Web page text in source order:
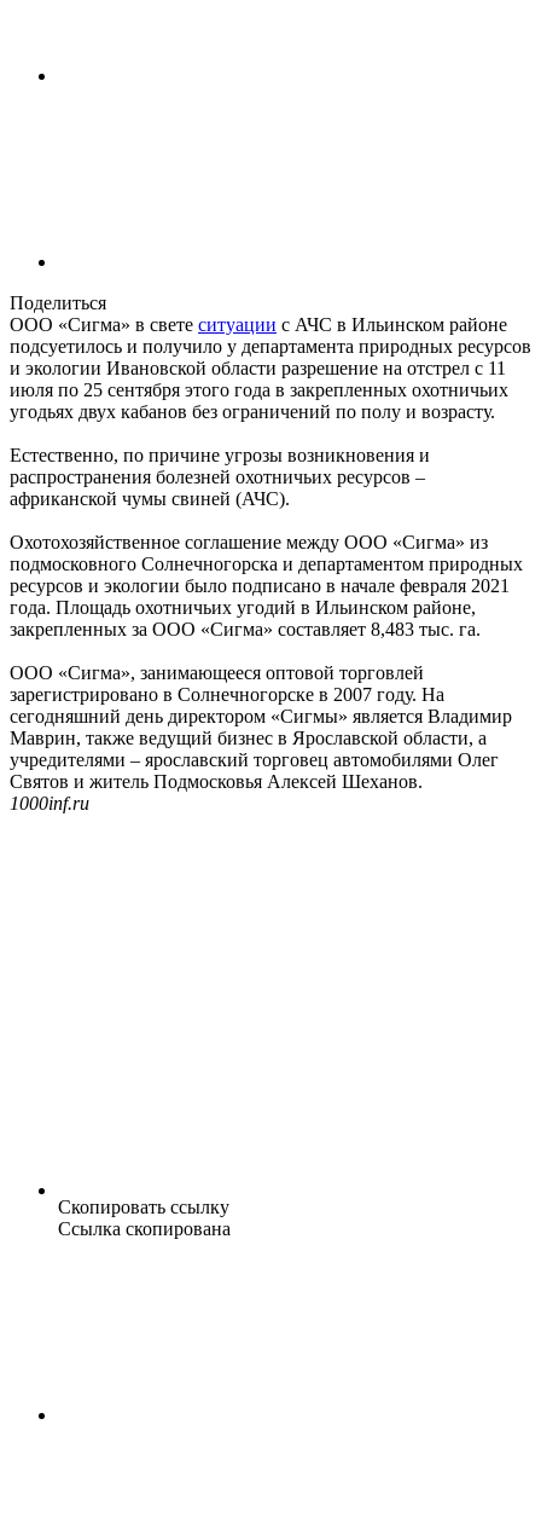
Поделиться
ООО «Сигма» в свете ситуации с АЧС в Ильинском районе
подсуетилось и получило у департамента природных ресурсов
и экологии Ивановской области разрешение на отстрел с 11
июля по 25 сентября этого года в закрепленных охотничьих
угодьях двух кабанов без ограничений по полу и возрасту.
Естественно, по причине угрозы возникновения и
распространения болезней охотничьих ресурсов –
африканской чумы свиней (АЧС).
Охотохозяйственное соглашение между ООО «Сигма» из
подмосковного Солнечногорска и департаментом природных
ресурсов и экологии было подписано в начале февраля 2021
года. Площадь охотничьих угодий в Ильинском районе,
закрепленных за ООО «Сигма» составляет 8,483 тыс. га.
ООО «Сигма», занимающееся оптовой торговлей
зарегистрировано в Солнечногорске в 2007 году. На
сегодняшний день директором «Сигмы» является Владимир
Маврин, также ведущий бизнес в Ярославской области, а
учредителями – ярославский торговец автомобилями Олег
Святов и житель Подмосковья Алексей Шеханов.
1000inf.ru
Скопировать ссылку
Ссылка скопирована